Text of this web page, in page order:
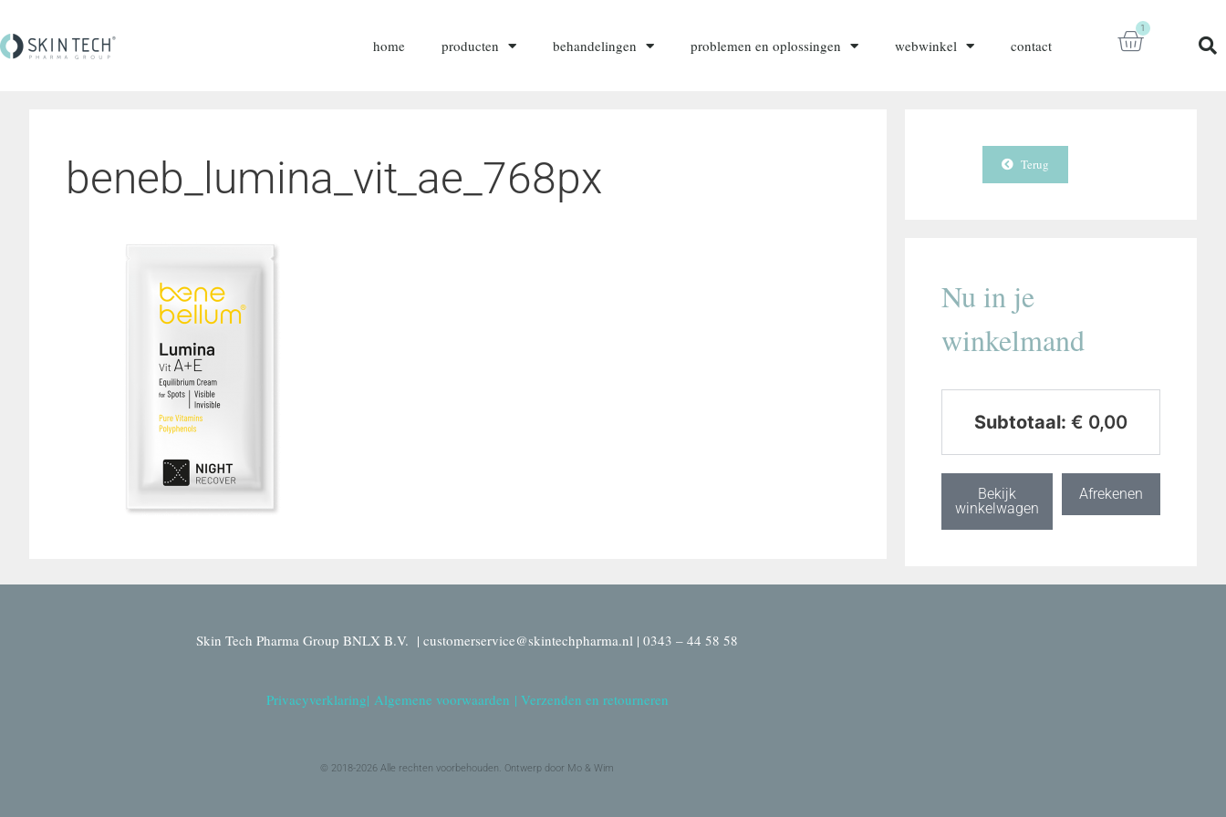
home producten behandelingen problemen en oplossingen webwinkel contact
1
beneb_lumina_vit_ae_768px Terug
Nu in je
winkelmand
Subtotaal: € 0,00
Bekijk
winkelwagen
Afrekenen
Skin Tech Pharma Group BNLX B.V. | customerservice@skintechpharma.nl | 0343 – 44 58 58
Privacyverklaring| Algemene voorwaarden | Verzenden en retourneren
© 2018-2026 Alle rechten voorbehouden. Ontwerp door Mo & Wim